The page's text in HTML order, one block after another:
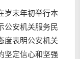
末年初举行本
公安机关服务民
度表明公安机关
坚定信心和坚强